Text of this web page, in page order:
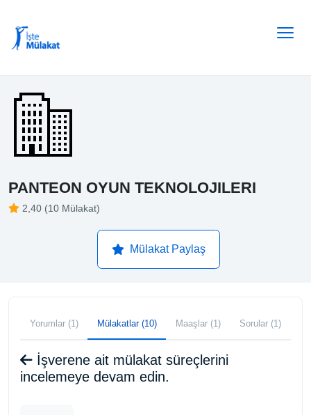
PANTEON OYUN TEKNOLOJILERI
2,40 (10 Mülakat)
Mülakat Paylaş
Yorumlar (1) Mülakatlar (10) Maaşlar (1) Sorular (1)
İşverene ait mülakat süreçlerini
incelemeye devam edin.